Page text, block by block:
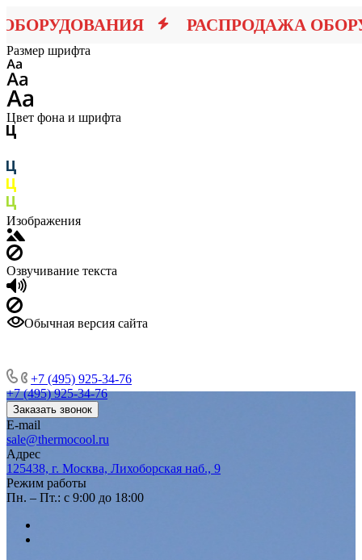
РАСПРОДАЖА
Размер шрифта
Цвет фона и шрифта
Изображения
Озвучивание текста
Обычная версия сайта
+7 (495) 925-34-76
+7 (495) 925-34-76
Заказать звонок
E-mail
sale@thermocool.ru
Адрес
125438, г. Москва, Лихоборская наб., 9
Режим работы
Пн. – Пт.: с 9:00 до 18:00